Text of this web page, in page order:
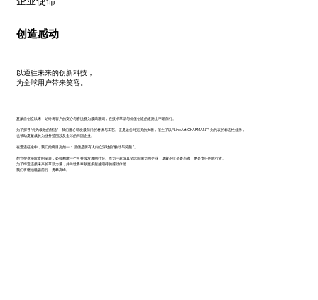
创造感动
以通往未来的创新科技，
为全球用户带来笑容。
夏蒙自创立以来，始终将客户的安心与喜悦视为最高准则，在技术革新与价值创造的道路上不断前行。
为了探寻“何为极致的舒适”，我们潜心研发最前沿的材质与工艺。正是这份对完美的执着，催生了以 “LineArt CHARMANT” 为代表的标志性佳作，
也帮助夏蒙成长为业务范围涉及全球的跨国企业。
在漫漫征途中，我们始终目光如一： 那便是所有人内心深处的“触动与笑颜 ”。
想守护这份珍贵的笑容，必须构建一个可持续发展的社会。作为一家深具全球影响力的企业，夏蒙不仅是参与者，更是责任的践行者。
为了缔造连接未来的革新力量，并向世界奉献更多超越期待的感动体验，
我们将继续砥砺前行，勇攀高峰。